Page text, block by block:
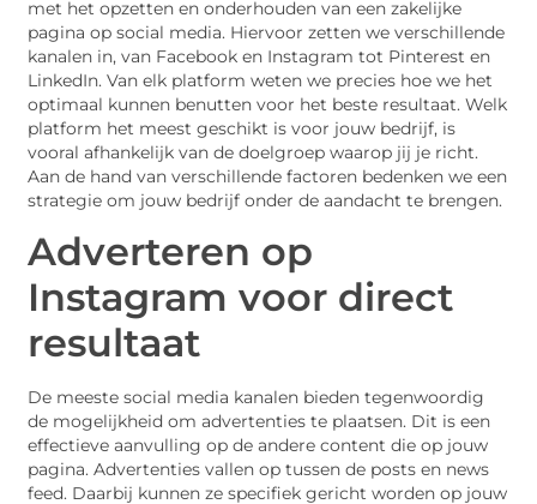
met het opzetten en onderhouden van een zakelijke
pagina op social media. Hiervoor zetten we verschillende
kanalen in, van Facebook en Instagram tot Pinterest en
LinkedIn. Van elk platform weten we precies hoe we het
optimaal kunnen benutten voor het beste resultaat. Welk
platform het meest geschikt is voor jouw bedrijf, is
vooral afhankelijk van de doelgroep waarop jij je richt.
Aan de hand van verschillende factoren bedenken we een
strategie om jouw bedrijf onder de aandacht te brengen.
Adverteren op
Instagram voor direct
resultaat
De meeste social media kanalen bieden tegenwoordig
de mogelijkheid om advertenties te plaatsen. Dit is een
effectieve aanvulling op de andere content die op jouw
pagina. Advertenties vallen op tussen de posts en news
feed. Daarbij kunnen ze specifiek gericht worden op jouw